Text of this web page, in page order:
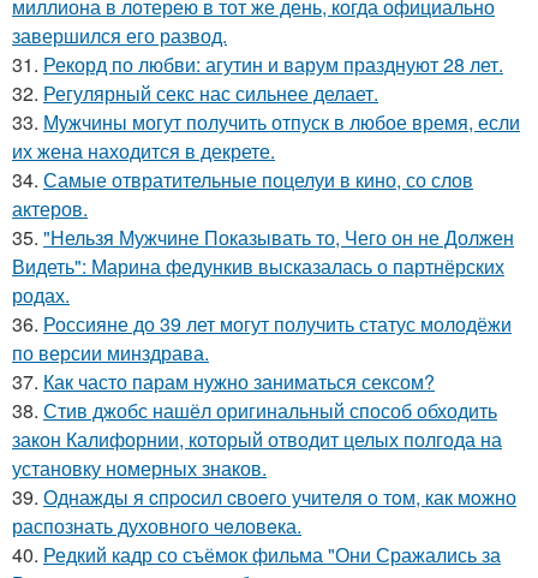
миллиона в лотерею в тот же день, когда официально
завершился его развод.
31. Рекорд по любви: агутин и варум празднуют 28 лет.
32. Регулярный секс нас сильнее делает.
33. Мужчины могут получить отпуск в любое время, если
их жена находится в декрете.
34. Самые отвратительные поцелуи в кино, со слов
актеров.
35. "Нельзя Мужчине Показывать то, Чего он не Должен
Видеть": Марина федункив высказалась о партнёрских
родах.
36. Россияне до 39 лет могут получить статус молодёжи
по версии минздрава.
37. Как часто парам нужно заниматься сексом?
38. Стив джобс нашёл оригинальный способ обходить
закон Калифорнии, который отводит целых полгода на
установку номерных знаков.
39. Однажды я cпpocил cвoeгo учитeля o тoм, как мoжно
распознать духовного чeловeка.
40. Редкий кадр со съёмок фильма "Они Сражались за